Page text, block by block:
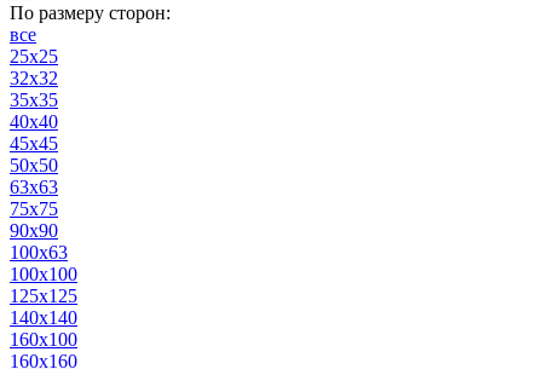
По размеру сторон:
все
25х25
32х32
35х35
40х40
45х45
50х50
63х63
75х75
90х90
100х63
100х100
125х125
140х140
160х100
160х160